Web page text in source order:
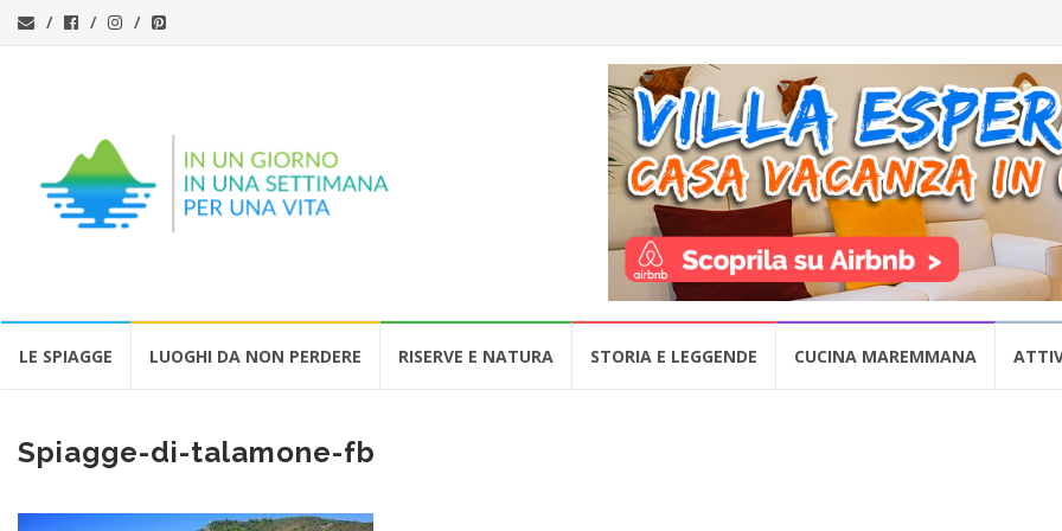
LE SPIAGGE LUOGHI DA NON PERDERE RISERVE E NATURA STORIA E LEGGENDE CUCINA MAREMMANA
Spiagge-di-talamone-fb